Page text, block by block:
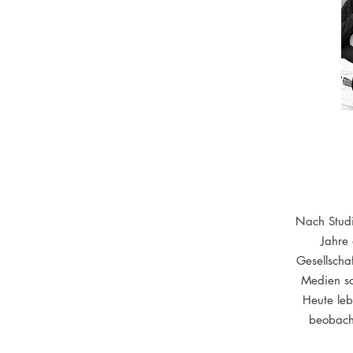
Nach
Jahre
Medien
Heute